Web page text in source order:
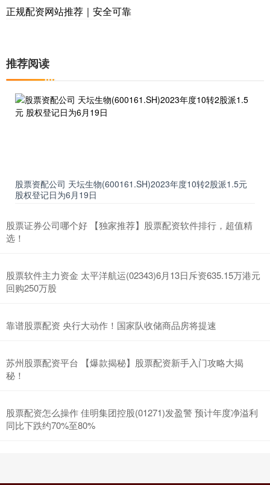
正规配资网站推荐｜安全可靠
推荐阅读
股票资配公司 天坛生物(600161.SH)2023年度10转2股派1.5元
股权登记日为6月19日
股票证券公司哪个好 【独家推荐】股票配资软件排行，超值精
选！
股票软件主力资金 太平洋航运(02343)6月13日斥资635.15万港元
回购250万股
靠谱股票配资 央行大动作！国家队收储商品房将提速
苏州股票配资平台 【爆款揭秘】股票配资新手入门攻略大揭
秘！
股票配资怎么操作 佳明集团控股(01271)发盈警 预计年度净溢利
同比下跌约70%至80%